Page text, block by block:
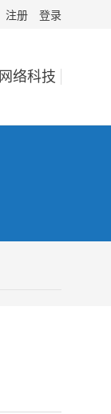
注册 登录
网络科技